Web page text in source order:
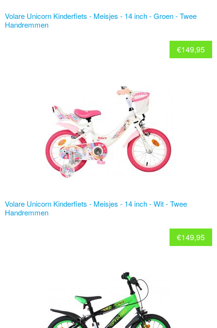
Volare Unicorn Kinderfiets - Meisjes - 14 inch - Groen - Twee
Handremmen
€149,95
Volare Unicorn Kinderfiets - Meisjes - 14 inch - Wit - Twee
Handremmen
€149,95